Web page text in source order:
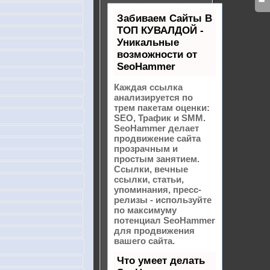
Забиваем Сайты В
ТОП КУВАЛДОЙ -
Уникальные
возможности от
SeoHammer
Каждая ссылка
анализируется по
трем пакетам оценки:
SEO, Трафик и SMM.
SeoHammer делает
продвижение сайта
прозрачным и
простым занятием.
Ссылки, вечные
ссылки, статьи,
упоминания, пресс-
релизы - используйте
по максимуму
потенциал SeoHammer
для продвижения
вашего сайта.
Что умеет делать